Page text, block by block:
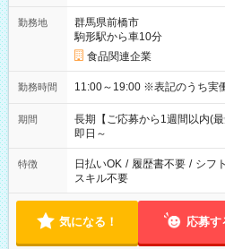
勤務地
群馬県前橋市
駒形駅から車10分
食品関連企業
勤務時間 11:00～19:00 ※表記の
期間
長期【ご応募から1週間以内(
即日～
特徴 日払いOK / 履歴書不要 / シフ
スキル不要
気になる！ 応募す